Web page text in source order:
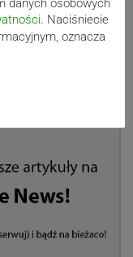
danych osobowych
. Naciśniecie
oznacza